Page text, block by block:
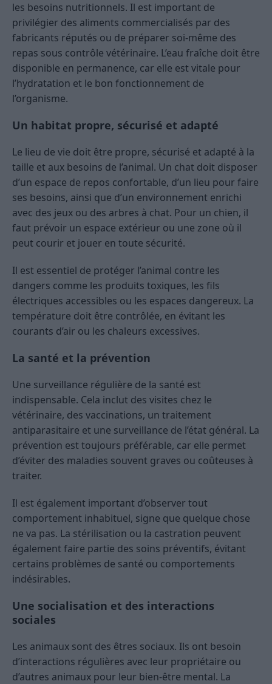
les besoins nutritionnels. Il est important de
privilégier des aliments commercialisés par des
fabricants réputés ou de préparer soi-même des
repas sous contrôle vétérinaire. L’eau fraîche doit être
disponible en permanence, car elle est vitale pour
l’hydratation et le bon fonctionnement de
l’organisme.
Un habitat propre, sécurisé et adapté
Le lieu de vie doit être propre, sécurisé et adapté à la
taille et aux besoins de l’animal. Un chat doit disposer
d’un espace de repos confortable, d’un lieu pour faire
ses besoins, ainsi que d’un environnement enrichi
avec des jeux ou des arbres à chat. Pour un chien, il
faut prévoir un espace extérieur ou une zone où il
peut courir et jouer en toute sécurité.
Il est essentiel de protéger l’animal contre les
dangers comme les produits toxiques, les fils
électriques accessibles ou les espaces dangereux. La
température doit être contrôlée, en évitant les
courants d’air ou les chaleurs excessives.
La santé et la prévention
Une surveillance régulière de la santé est
indispensable. Cela inclut des visites chez le
vétérinaire, des vaccinations, un traitement
antiparasitaire et une surveillance de l’état général. La
prévention est toujours préférable, car elle permet
d’éviter des maladies souvent graves ou coûteuses à
traiter.
Il est également important d’observer tout
comportement inhabituel, signe que quelque chose
ne va pas. La stérilisation ou la castration peuvent
également faire partie des soins préventifs, évitant
certains problèmes de santé ou comportements
indésirables.
Une socialisation et des interactions
sociales
Les animaux sont des êtres sociaux. Ils ont besoin
d’interactions régulières avec leur propriétaire ou
d’autres animaux pour leur bien-être mental. La